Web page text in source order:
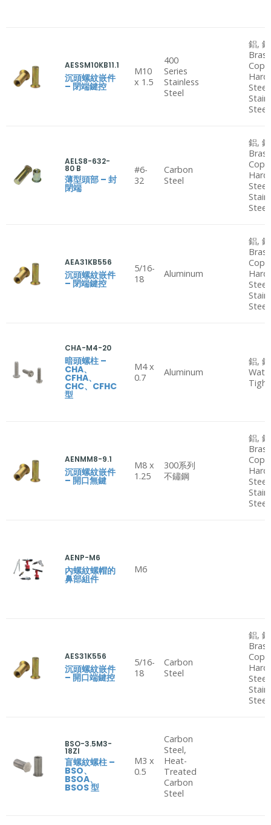
AESSM10KB11.1
沉頭螺紋嵌件
– 閉端鍵控
M10
x 1.5
400
Series
Stainless
Steel
鋁,
Hard
Steel,
Steel
AELS8-632-
80 B
薄型頭部 – 封
閉端
#6-
32
Carbon
Steel
鋁,
Hard
Steel,
Steel
AEA31KB556
沉頭螺紋嵌件
– 閉端鍵控
5/16-
18
Aluminum
鋁,
Hard
Steel,
Steel
CHA-M4-20
暗頭螺柱 –
CHA、
CFHA、
CHC、CFHC
型
M4 x
0.7
Aluminum
鋁,
AENMM8-9.1
沉頭螺紋嵌件
– 開口無鍵
M8 x
1.25
300系列
不鏽鋼
鋁,
Hard
Steel,
Steel
AENP-M6
內螺紋螺帽的
鼻部組件
M6
AES31K556
沉頭螺紋嵌件
– 開口端鍵控
5/16-
18
Carbon
Steel
鋁,
Hard
Steel,
Steel
BSO-3.5M3-
18ZI
盲螺紋螺柱 –
BSO、
BSOA、
BSOS 型
M3 x
0.5
Carbon
Steel,
Heat-
Treated
Carbon
Steel